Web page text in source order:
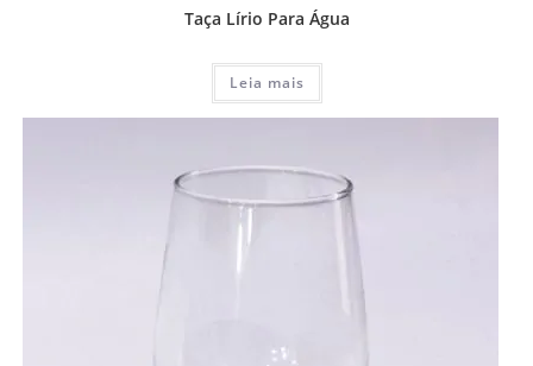
Taça Lírio Para Água
Leia mais